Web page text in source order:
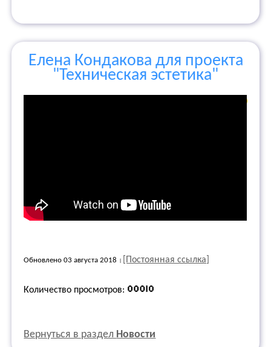
Елена Кондакова для проекта
"Техническая эстетика"
Обновлено 03 августа 2018 [Постоянная ссылка]
Количество просмотров:
Вернуться в раздел Новости